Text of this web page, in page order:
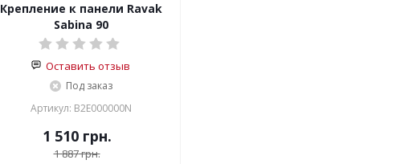
Крепление к панели Ravak
Sabina 90
Оставить отзыв
Под заказ
Артикул: B2E000000N
1 510грн.
1 887грн.